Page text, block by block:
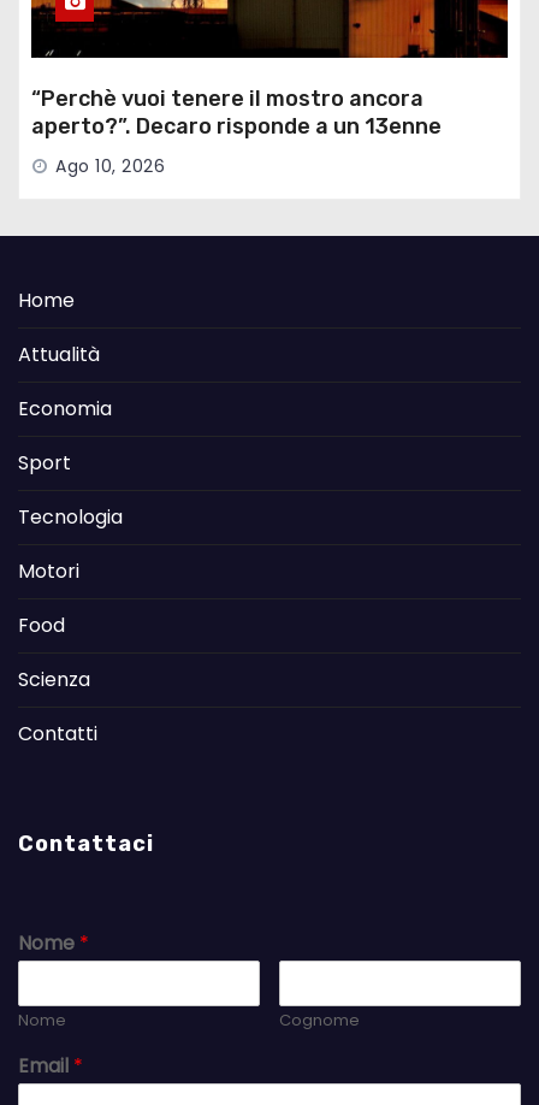
“Perchè vuoi tenere il mostro ancora
aperto?”. Decaro risponde a un 13enne
sull’ex Ilva
Ago 10, 2026
Home
Attualità
Economia
Sport
Tecnologia
Motori
Food
Scienza
Contatti
Contattaci
Nome *
Nome Cognome
Email *